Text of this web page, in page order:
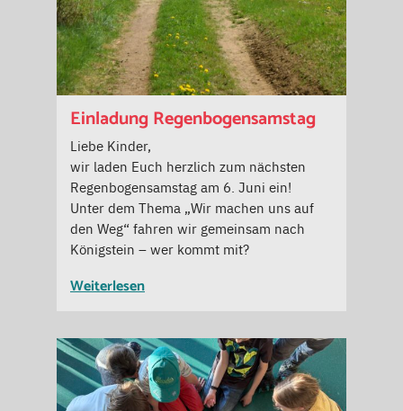
Einladung Regenbogensamstag
Liebe Kinder,
wir laden Euch herzlich zum nächsten
Regenbogensamstag am 6. Juni ein!
Unter dem Thema „Wir machen uns auf
den Weg“ fahren wir gemeinsam nach
Königstein – wer kommt mit?
Weiterlesen